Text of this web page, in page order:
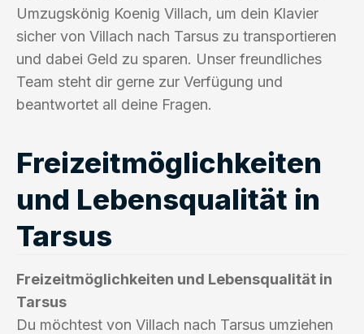
Umzugskönig Koenig Villach, um dein Klavier
sicher von Villach nach Tarsus zu transportieren
und dabei Geld zu sparen. Unser freundliches
Team steht dir gerne zur Verfügung und
beantwortet all deine Fragen.
Freizeitmöglichkeiten
und Lebensqualität in
Tarsus
Freizeitmöglichkeiten und Lebensqualität in
Tarsus
Du möchtest von Villach nach Tarsus umziehen